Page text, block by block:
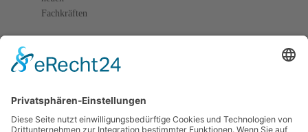
Fachkräften
Eltern
Gespräche